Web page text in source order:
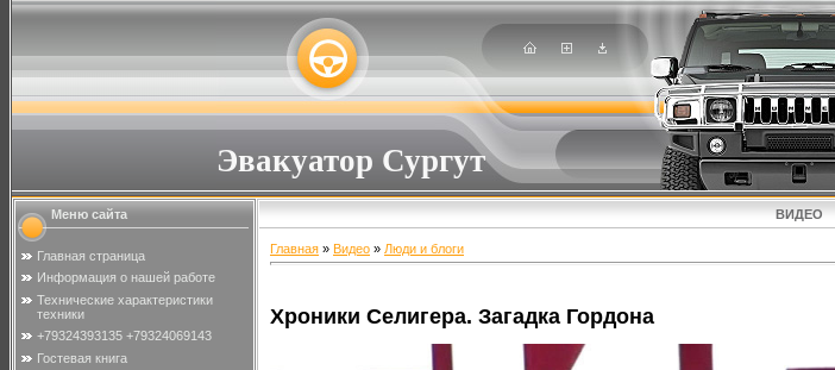
Эвакуатор Сургут
Меню сайта
Главная страница
Информация о нашей работе
Технические характеристики
техники
+79324393135 +79324069143
Гостевая книга
ВИДЕО
Главная » Видео » Люди и блоги
Хроники Селигера. Загадка Гордона